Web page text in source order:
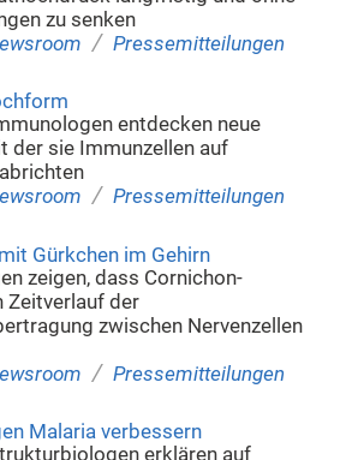
zu senken
/ Pressemitteilungen
entdecken neue
der sie Immunzellen auf
/ Pressemitteilungen
Gürkchen im Gehirn
zeigen, dass Cornichon-
Zeitverlauf der
zwischen Nervenzellen
/ Pressemitteilungen
Malaria verbessern
erklären auf